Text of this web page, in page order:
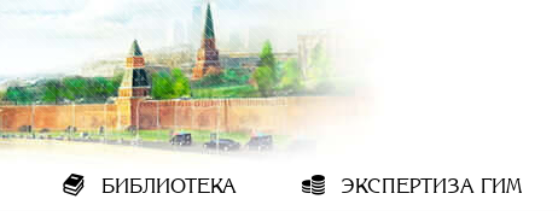
БИБЛИОТЕКА ЭКСПЕРТИЗА ГИМ